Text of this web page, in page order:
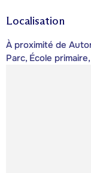
Localisation
À proximité de
Parc, École